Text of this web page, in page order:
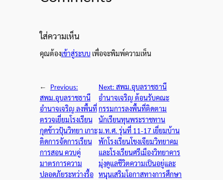
ใส่ความเห็น
คุณต้องเข้าสู่ระบบ เพื่อจะพิมพ์ความเห็น
←
Previous:
สพม.อุบลราชธานี
อำนาจเจริญ ลงพื้นที่
ตรวจเยี่ยมโรงเรียน
กุดข้าวปุ้นวิทยา เกาะ
ติดการจัดการเรียน
การสอน ควบคู่
มาตรการความ
ปลอดภัยระหว่างรื้อ
Next:สพม.อุบลราชธานี
อำนาจเจริญ ต้อนรับคณะ
กรรมการลงพื้นที่ติดตาม
นักเรียนทุนพระราชทาน
ม.ท.ศ. รุ่นที่ 11-17 เยี่ยมบ้าน
พักโรงเรียนโขงเจียมวิทยาคม
และโรงเรียนศรีเมืองวิทยาคาร
มุ่งดูแลชีวิตความเป็นอยู่และ
หนุนเสริมโอกาสทางการศึกษา